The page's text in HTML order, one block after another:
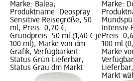
Marke: Balea;
Produktname: Deospray
Sensitive Reisegröße, 50
ml; Preis: 0,70 €;
Grundpreis: 50 ml (1,40 € je
100 ml); Marke von dm
Grafik; Verfügbarkeit:
Status Grün Lieferbar,
Status Grau dm Markt
Marke:
Intensiv-
Preis:
100 ml
Marke
Markt